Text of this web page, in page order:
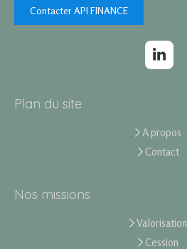
Contacter API FINANCE
Plan du site
A propos
Contact
Nos missions
Valorisation
Cession